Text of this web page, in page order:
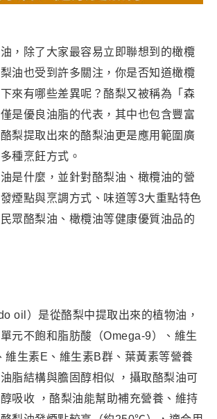
，除了大家最容易立即聯想到的橄欖
油也受到許多關注，你是否知道橄欖
來有哪些差異呢？酪梨又被稱為「森
是優良油脂的代表，其中也包含豐富
梨提取出來的酪梨油更是應用範圍廣
種烹飪方式。
是什麼，並針對酪梨油、橄欖油的營
煙點與烹調方式、味道等3大重點特色
眾酪梨油、橄欖油等健康優質油品的
oil）是從酪梨中提取出來的植物油，
元不飽和脂肪酸（Omega-9）、維生
維生素E、維生素B群、葉黃素等營養
脂結構與膽固醇相似 ，攝取酪梨油可
吸收 ，酪梨油能幫助補充營養、維持